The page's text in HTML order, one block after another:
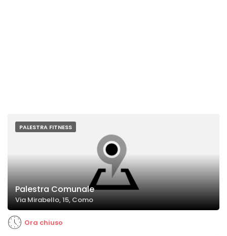
PALESTRA FITNESS
Palestra Comunale
Via Mirabello, 15, Como
Ora chiuso